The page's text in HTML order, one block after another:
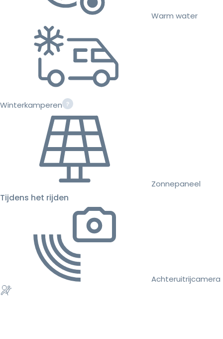
Warm water
Winterkamperen
Zonnepaneel
Tijdens het rijden
Achteruitrijcamera